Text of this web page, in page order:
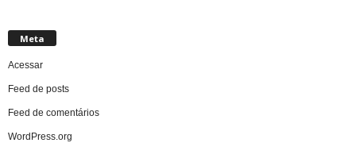
Meta
Acessar
Feed de posts
Feed de comentários
WordPress.org